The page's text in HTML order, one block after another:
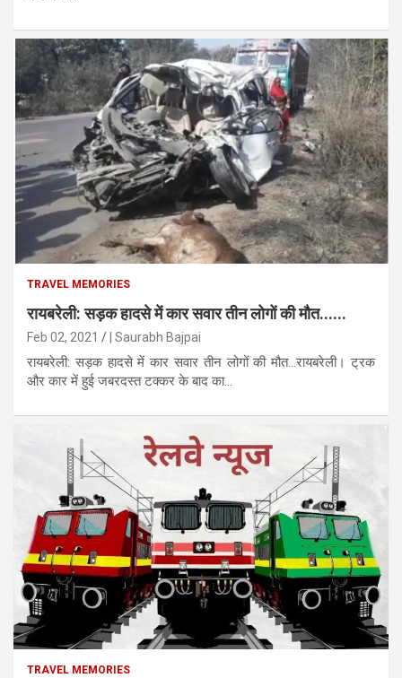
TRAVEL MEMORIES
रायबरेली: सड़क हादसे में कार सवार तीन लोगों की मौत......
Feb 02, 2021 | Saurabh Bajpai
रायबरेली: सड़क हादसे में कार सवार तीन लोगों की मौत...रायबरेली। ट्रक
और कार में हुई जबरदस्त टक्कर के बाद का...
TRAVEL MEMORIES